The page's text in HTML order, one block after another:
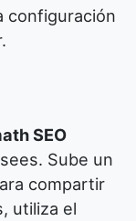
configuración
SEO
Sube un
compartir
utiliza el